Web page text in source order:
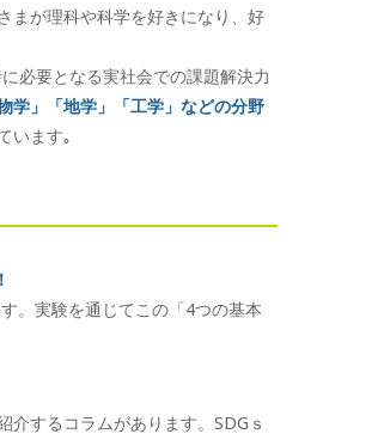
まが理科や科学を好きになり、好
必要となる実社会での課題解決力
学」「地学」「工学」などの分野
います｡
。実験を通じてこの「4つの基本
するコラムがあります。SDGｓ